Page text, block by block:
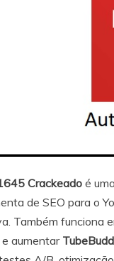
Crackeado é
de SEO para o
Também funciona
aumentar